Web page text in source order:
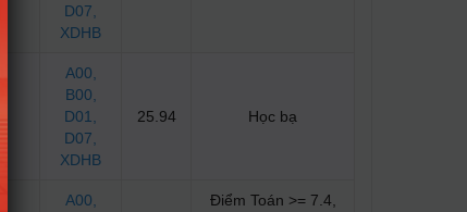
D07
XDHB
A00
B00
D01
D07
XDHB
25.94 Học bạ
A00
Điểm Toán >= 7.4,